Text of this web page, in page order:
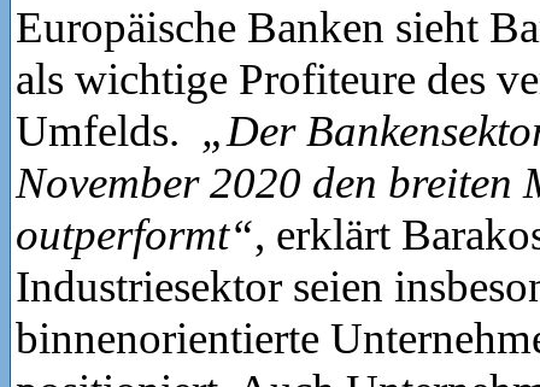
Europäische Banken sieht
als wichtige Profiteure des
Umfelds. „Der
November 2020 den breiten
outperformt“, erklärt
Industriesektor seien
binnenorientierte